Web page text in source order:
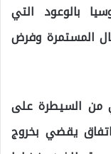
بالوعود التي
المستمرة وفرض
من السيطرة على
يقضي بخروج